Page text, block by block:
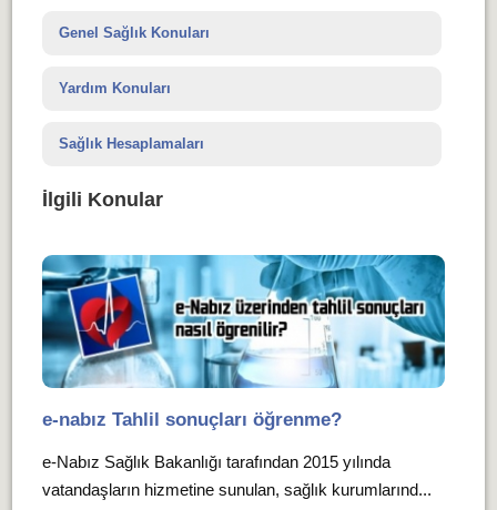
Genel Sağlık Konuları
Yardım Konuları
Sağlık Hesaplamaları
İlgili Konular
e-nabız Tahlil sonuçları öğrenme?
e-Nabız Sağlık Bakanlığı tarafından 2015 yılında
vatandaşların hizmetine sunulan, sağlık kurumlarınd...